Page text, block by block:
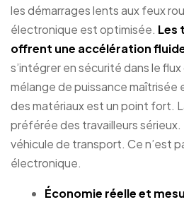
les démarrages lents aux feux
électronique est optimisée. Les
offrent une accélération
s’intégrer en sécurité dans le
mélange de puissance maîtrisée
des matériaux est un point fort.
préférée des travailleurs sérieux.
véhicule de transport. Ce n’est
électronique.
Économie réelle et